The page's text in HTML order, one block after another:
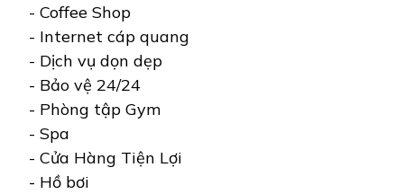
- Coffee Shop
- Internet cáp quang
- Dịch vụ dọn dẹp
- Bảo vệ 24/24
- Phòng tập Gym
- Spa
- Cửa Hàng Tiện Lợi
- Hồ bơi